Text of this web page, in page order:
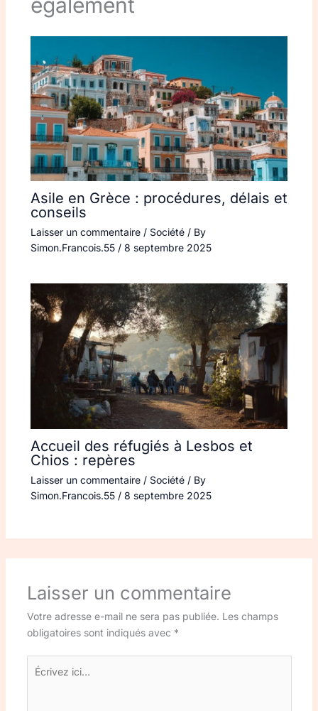
également
Asile en Grèce : procédures, délais et
conseils
Laisser un commentaire / Société/ By
Simon.Francois.55 / 8 septembre 2025
Accueil des réfugiés à Lesbos et
Chios : repères
Laisser un commentaire / Société/ By
Simon.Francois.55 / 8 septembre 2025
Laisser un commentaire
Votre adresse e-mail ne sera pas publiée. Les champs
obligatoires sont indiqués avec *
Écrivez
ici…